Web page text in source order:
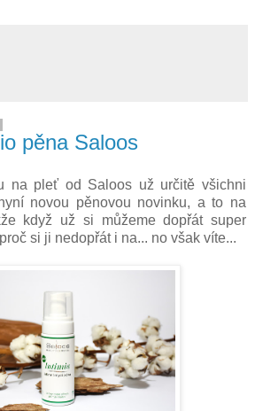
pěna Saloos
na pleť od Saloos už určitě všichni
novou pěnovou novinku, a to na
když už si můžeme dopřát super
si ji nedopřát i na... no však víte...